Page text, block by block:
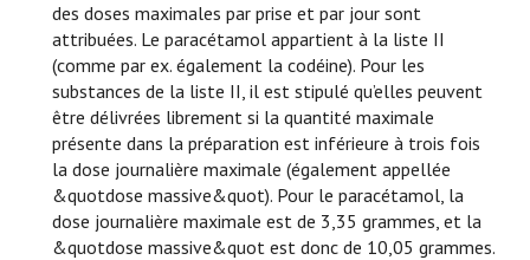
des doses maximales par prise et par jour sont
attribuées. Le paracétamol appartient à la liste II
(comme par ex. également la codéine). Pour les
substances de la liste II, il est stipulé qu’elles peuvent
être délivrées librement si la quantité maximale
présente dans la préparation est inférieure à trois fois
la dose journalière maximale (également appellée
&quotdose massive&quot). Pour le paracétamol, la
dose journalière maximale est de 3,35 grammes, et la
&quotdose massive&quot est donc de 10,05 grammes.